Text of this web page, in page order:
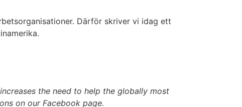
Därför skriver vi idag ett
the need to help the globally most
on our Facebook page.